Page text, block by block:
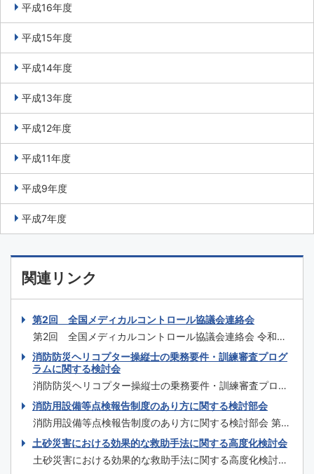
平成16年度
平成15年度
平成14年度
平成13年度
平成12年度
平成11年度
平成9年度
平成7年度
関連リンク
第2回 全国メディカルコントロール協議会連絡会
第2回 全国メディカルコントロール協議会連絡会 令和元
年度 第2回 全国メディカルコントロール協議会連絡会
日時 令和2年1月31日（金）14時～17時 場所 仙台国際セン
ター 大ホール（宮城県仙台市青葉区青葉山無番地） 主催
団体等 主催：厚生労働省、消防庁 共催：公益社団法人日
本医師会 後援：一般...
消防防災ヘリコプター操縦士の乗務要件・訓練審査プログ
ラムに関する検討会
消防防災ヘリコプター操縦士の乗務要件・訓練審査プログ
ラムに関する検討会 第1回 令和元年12月16日（月） 次第
議事概要 ＜資料＞ 資料1 開催要綱・委員名簿 資料2 消
防防災ヘリコプターの現状について 資料3 消防防災ヘリ
コプターの運航に関する基準について 資料4 ドクターヘ
リ、消防・防...
消防用設備等点検報告制度のあり方に関する検討部会
消防用設備等点検報告制度のあり方に関する検討部会 第9
回 令和元年10月9日（水） 議事次第 ＜配布資料＞ 資料
9-1 泡消火設備の点検における現状と課題 資料9-2 泡
消火設備の点検における対応（案） 資料9-3 点検アプリ
土砂災害における効果的な救助手法に関する高度化検討会
土砂災害における効果的な救助手法に関する高度化検討会